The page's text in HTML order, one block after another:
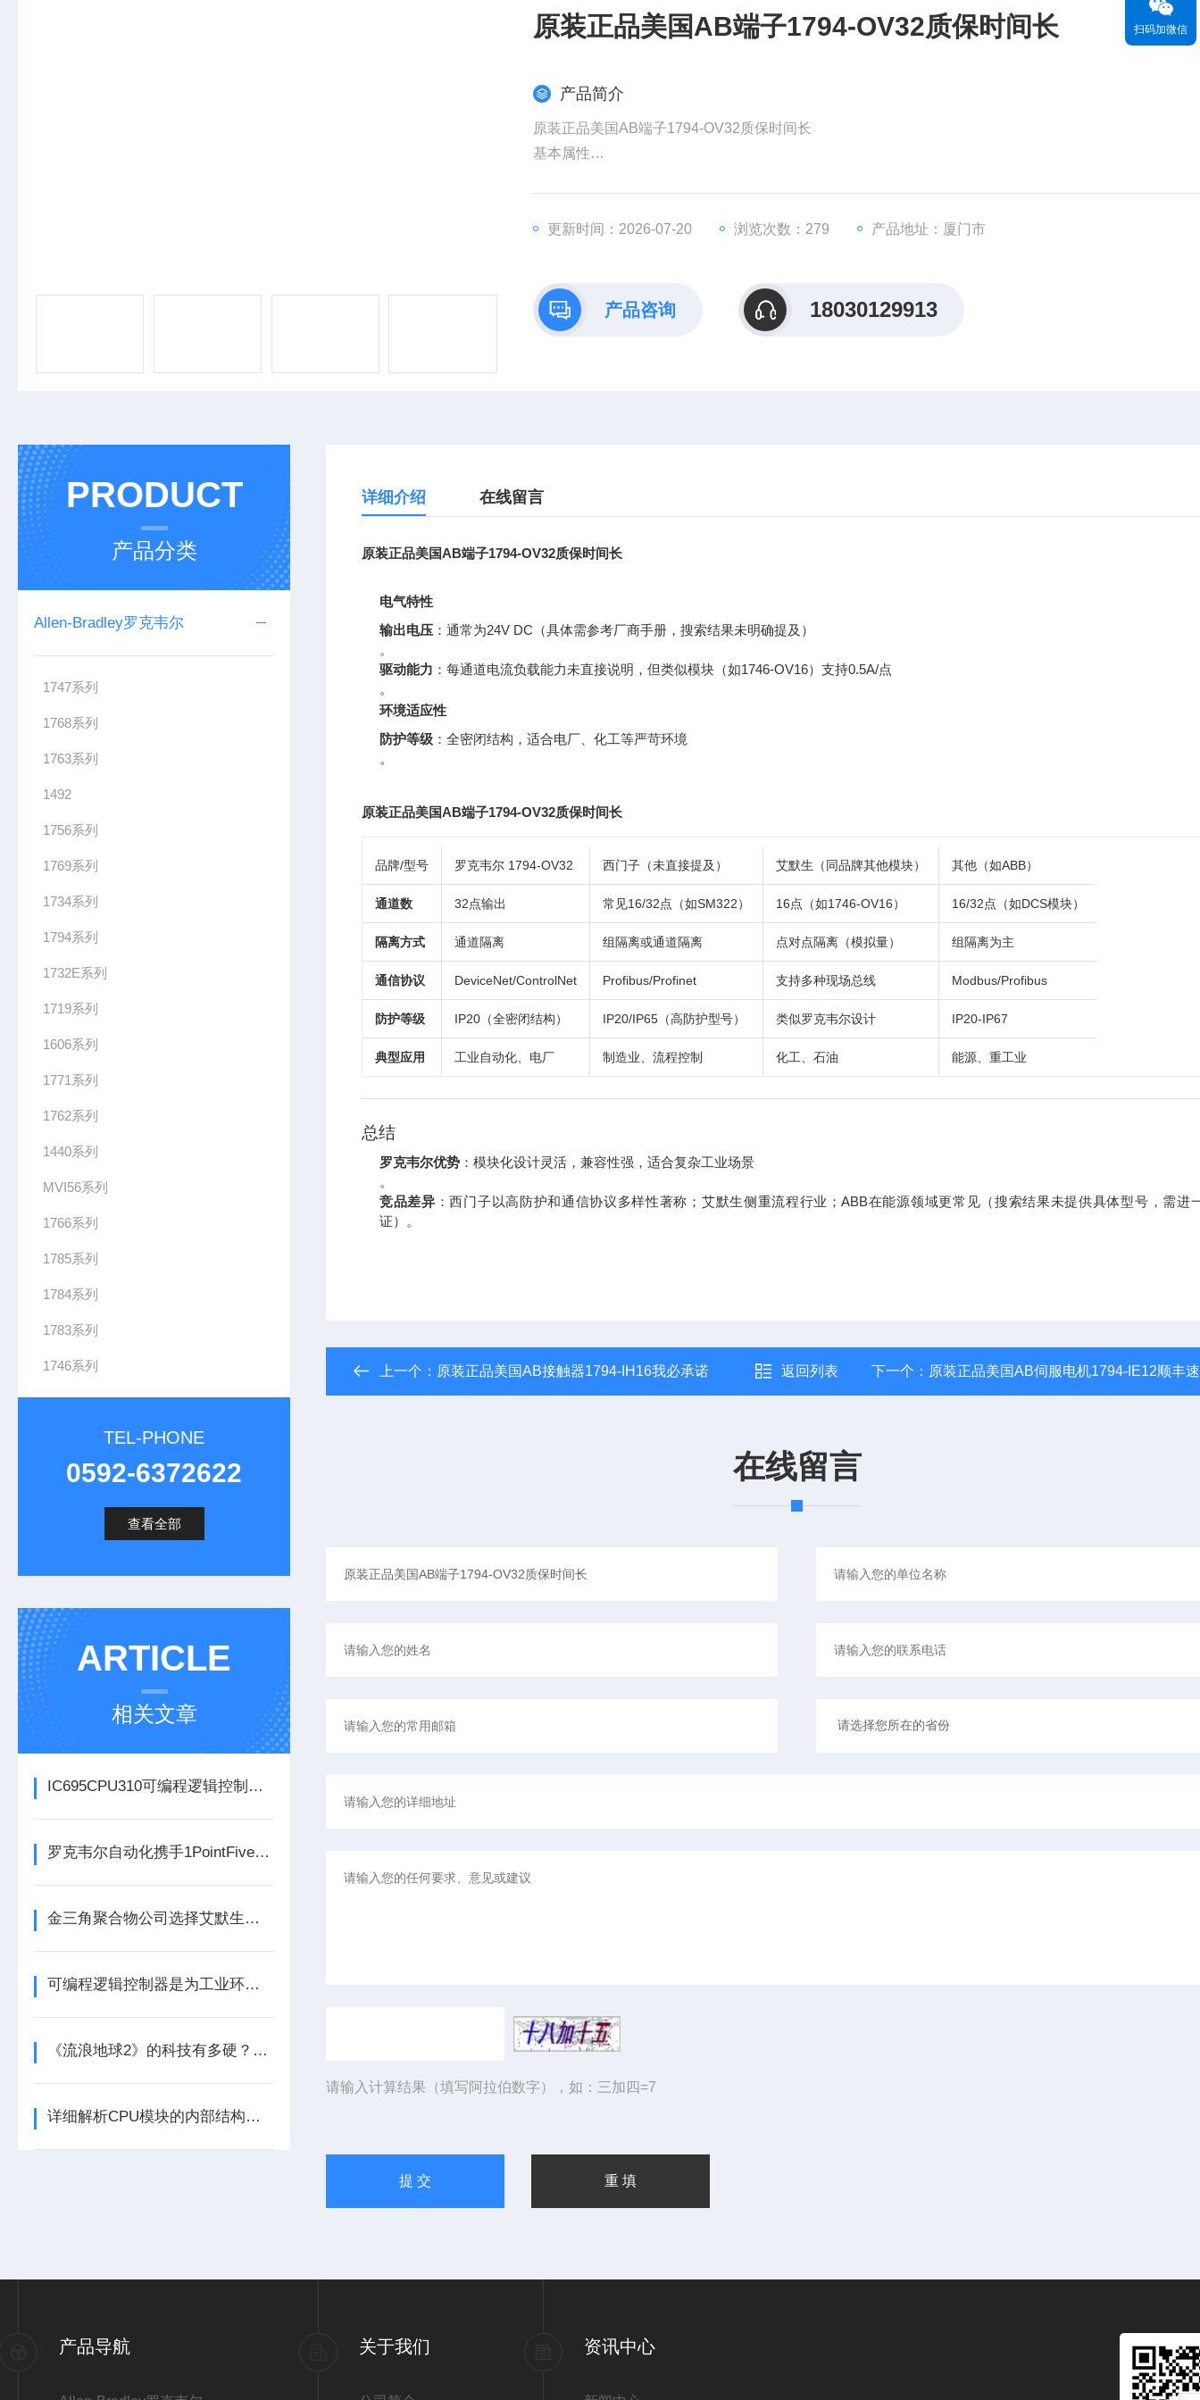
原装正品美国AB端子1794-OV32质保时间长
产品简介
原装正品美国AB端子1794-OV32质保时间长
​基本属性​
​类型​：数字量输出模块，支持32点输出（OV表示输出电压型）
。
​兼容性​：可与1734、1746等系列模块组合使用，支持现场总线通信（如DeviceNet、Control
更新时间：2026-07-20 浏览次数：279 产品地址：厦门市
产品咨询 18030129913
PRODUCT
产品分类
Allen-Bradley罗克韦尔
1747系列
1768系列
1763系列
1492
1756系列
1769系列
1734系列
1794系列
1732E系列
1719系列
1606系列
1771系列
1762系列
1440系列
MVI56系列
1766系列
1785系列
1784系列
1783系列
1746系列
TEL-PHONE
0592-6372622
查看全部
ARTICLE
相关文章
IC695CPU310可编程逻辑控制器在各行业中具体应用分享
罗克韦尔自动化携手1PointFive 签署直接空气捕获碳去除信用协议
金三角聚合物公司选择艾默生为其新建工厂提供设备数字自动化技术以及软件
可编程逻辑控制器是为工业环境设计的数字运算控制系统
《流浪地球2》的科技有多硬？工业移动机器人首登大银幕
详细解析CPU模块的内部结构及其功能
详细介绍 在线留言
原装正品美国AB端子1794-OV32质保时间长
电气特性
输出电压 ：通常为24V DC（具体需参考厂商手册，搜索结果未明确提及）
。
驱动能力 ：每通道电流负载能力未直接说明，但类似模块（如1746-OV16）支持0.5A/点
。
环境适应性
防护等级 ：全密闭结构，适合电厂、化工等严苛环境
。
原装正品美国AB端子1794-OV32质保时间长
品牌/型号 罗克韦尔 1794-OV32 西门子（未直接提及） 艾默生（同品牌其他模块） 其他（如ABB）
通道数 32点输出 常见16/32点（如SM322） 16点（如1746-OV16） 16/32点（如DCS模块）
隔离方式 通道隔离 组隔离或通道隔离 点对点隔离（模拟量） 组隔离为主
通信协议 DeviceNet/ControlNet Profibus/Profinet 支持多种现场总线 Modbus/Profibus
防护等级 IP20（全密闭结构） IP20/IP65（高防护型号） 类似罗克韦尔设计 IP20-IP67
典型应用 工业自动化、电厂 制造业、流程控制 化工、石油 能源、重工业
总结
罗克韦尔优势 ：模块化设计灵活，兼容性强，适合复杂工业场景
。
竞品差异 ：西门子以高防护和通信协议多样性著称；艾默生侧重流程行业；ABB在能源领域更常见（搜索结果未提供具体型号，需进
证）。
上一个： 原装正品美国AB接触器1794-IH16我必承诺 返回列表 下一个： 原装正品美国AB伺服电机1794-IE12顺丰
在线留言
请输入计算结果（填写阿拉伯数字），如：三加四=7
产品导航 关于我们 资讯中心
扫码加微信